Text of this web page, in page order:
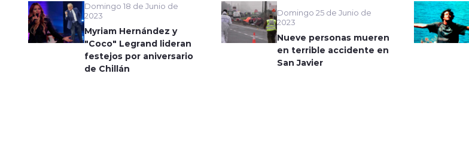
Domingo 18 de Junio de
2023
Myriam Hernández y
"Coco" Legrand lideran
festejos por aniversario
de Chillán
Domingo 25 de Junio de
2023
Nueve personas mueren
en terrible accidente en
San Javier